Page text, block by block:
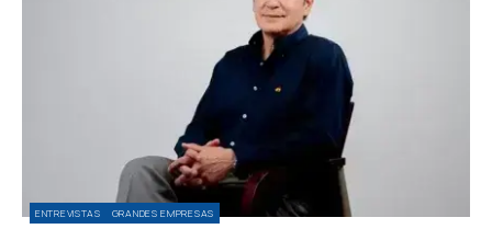
ENTREVISTAS GRANDES EMPRESAS